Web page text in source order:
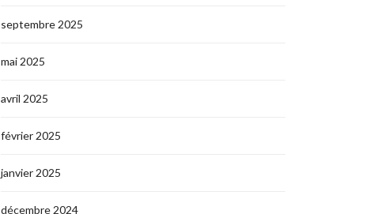
septembre 2025
mai 2025
avril 2025
février 2025
janvier 2025
décembre 2024